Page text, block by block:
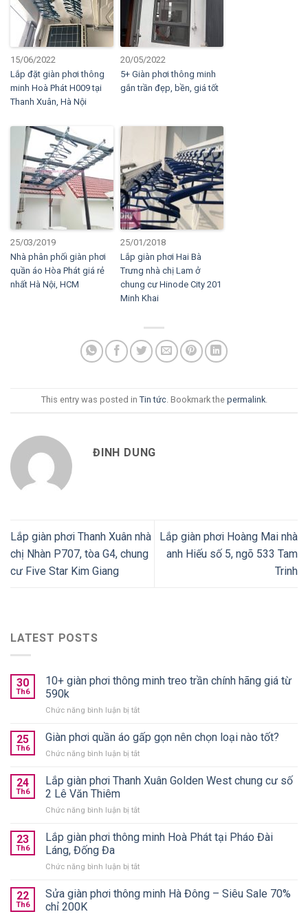
15/06/2022
Lắp đặt giàn phơi thông
minh Hoà Phát H009 tại
Thanh Xuân, Hà Nội
20/05/2022
5+ Giàn phơi thông minh
gắn trần đẹp, bền, giá tốt
25/03/2019
Nhà phân phối giàn phơi
quần áo Hòa Phát giá rẻ
nhất Hà Nội, HCM
25/01/2018
Lắp giàn phơi Hai Bà
Trưng nhà chị Lam ở
chung cư Hinode City 201
Minh Khai
This entry was posted in Tin tức. Bookmark the permalink.
ĐINH DUNG
Lắp giàn phơi Thanh Xuân nhà
chị Nhàn P707, tòa G4, chung
cư Five Star Kim Giang
Lắp giàn phơi Hoàng Mai nhà
anh Hiếu số 5, ngõ 533 Tam
Trinh
LATEST POSTS
30
Th6
10+ giàn phơi thông minh treo trần chính hãng giá từ
590k
Chức năng bình luận bị tắtở
giàn
phơi
thông
treo
hãng
từ
25
Th6
Giàn phơi quần áo gấp gọn nên chọn loại nào tốt?
Chức năng bình luận bị tắtở
phơi
gấp
nên
nào
24
Th6
Lắp giàn phơi Thanh Xuân Golden West chung cư số
2 Lê Văn Thiêm
Chức năng bình luận bị tắtở
giàn
Xuân
West
23
Th6
Lắp giàn phơi thông minh Hoà Phát tại Pháo Đài
Láng, Đống Đa
Chức năng bình luận bị tắtở
giàn
phơi
22
Th6
Sửa giàn phơi thông minh Hà Đông – Siêu Sale 70%
chỉ 200K